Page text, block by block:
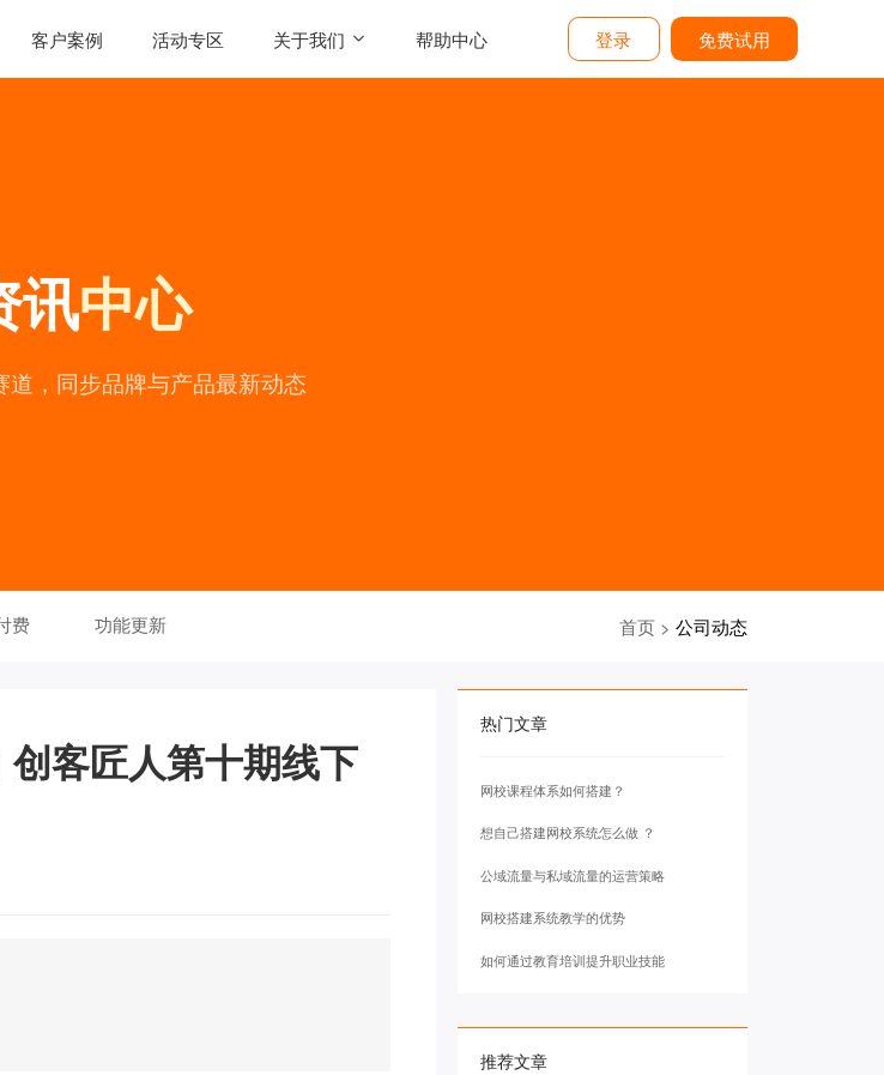
客户案例 活动专区 关于我们 帮助中心 登录 免费试用
讯中心
道，同步品牌与产品最新动态
费 功能更新 首页 > 公司动态
客匠人第十期线下
热门文章
网校课程体系如何搭建？
想自己搭建网校系统怎么做 ？
公域流量与私域流量的运营策略
网校搭建系统教学的优势
如何通过教育培训提升职业技能
推荐文章